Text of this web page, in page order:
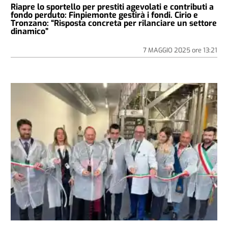
Riapre lo sportello per prestiti agevolati e contributi a
fondo perduto: Finpiemonte gestirà i fondi. Cirio e
Tronzano: “Risposta concreta per rilanciare un settore
dinamico”
7 MAGGIO 2025ore 13:21